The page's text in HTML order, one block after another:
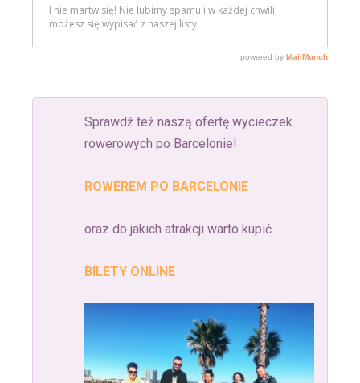
Sprawdź też naszą ofertę wycieczek
rowerowych po Barcelonie!
ROWEREM PO BARCELONIE
oraz do jakich atrakcji warto kupić
BILETY ONLINE